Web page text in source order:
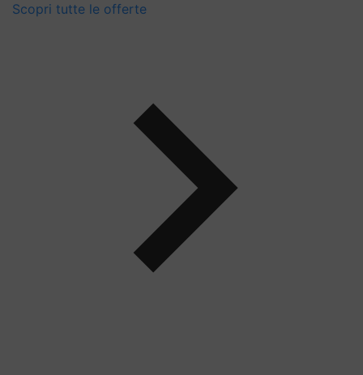
Scopri tutte le offerte